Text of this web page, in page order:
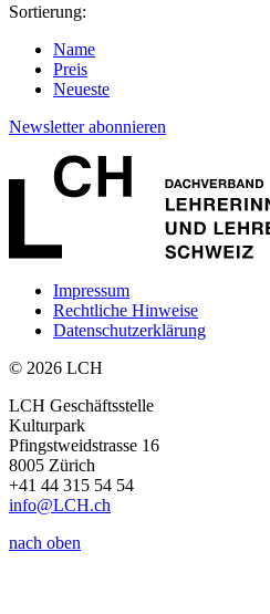
Sortierung:
Name
Preis
Neueste
Newsletter abonnieren
Impressum
Rechtliche Hinweise
Datenschutzerklärung
© 2026 LCH
LCH Geschäftsstelle
Kulturpark
Pfingstweidstrasse 16
8005 Zürich
+41 44 315 54 54
info@LCH.ch
nach oben